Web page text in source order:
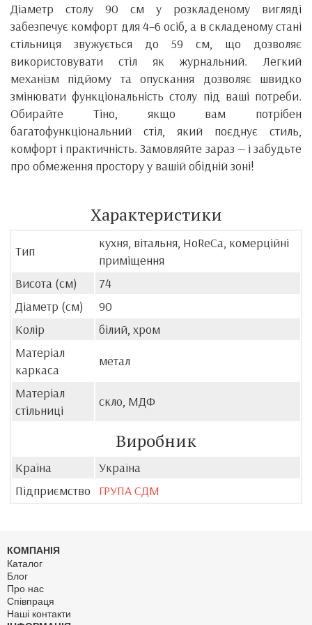
Діаметр столу 90 см у розкладеному вигляді
забезпечує комфорт для 4–6 осіб, а в складеному стані
стільниця звужується до 59 см, що дозволяє
використовувати стіл як журнальний. Легкий
механізм підйому та опускання дозволяє швидко
змінювати функціональність столу під ваші потреби.
Обирайте Тіно, якщо вам потрібен
багатофункціональний стіл, який поєднує стиль,
комфорт і практичність. Замовляйте зараз — і забудьте
про обмеження простору у вашій обідній зоні!
Характеристики
Тип
кухня, вітальня, HoReCa, комерційні
приміщення
Висота (см)
74
Діаметр (см)
90
Колір
білий, хром
Матеріал
каркаса
метал
Матеріал
стільниці
скло, МДФ
Виробник
Країна
Україна
Підприємство
ГРУПА СДМ
КОМПАНІЯ
Каталог
Блог
Про нас
Співпраця
Наші контакти